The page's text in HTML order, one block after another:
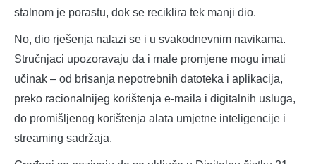
stalnom je porastu, dok se reciklira tek manji dio.
No, dio rješenja nalazi se i u svakodnevnim navikama.
Stručnjaci upozoravaju da i male promjene mogu imati
učinak – od brisanja nepotrebnih datoteka i aplikacija,
preko racionalnijeg korištenja e-maila i digitalnih usluga,
do promišljenog korištenja alata umjetne inteligencije i
streaming sadržaja.